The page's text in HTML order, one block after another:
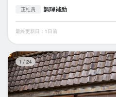
正社員 調理補助
最終更新日：1日前
1 / 24